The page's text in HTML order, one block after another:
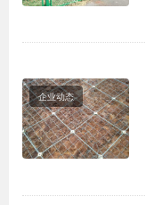
企业动态